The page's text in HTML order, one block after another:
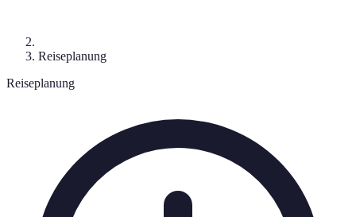
Reiseplanung
Reiseplanung